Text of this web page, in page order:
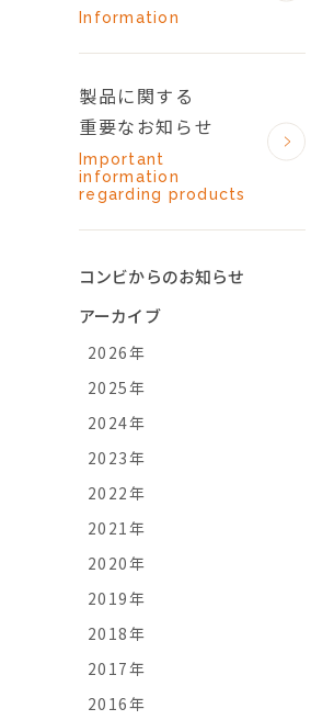
Information
製品に関する
重要なお知らせ
Important
information
regarding products
コンビからのお知らせ
アーカイブ
2026年
2025年
2024年
2023年
2022年
2021年
2020年
2019年
2018年
2017年
2016年